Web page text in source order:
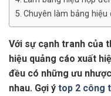
Chuyên làm bảng hiệu
Với sự cạnh tranh của
hiệu quảng cáo xuất
đều có những ưu
nhau. Gợi ý top 2 công